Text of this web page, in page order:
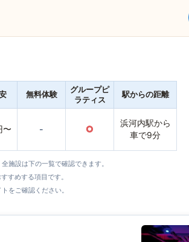
無料体験
グループピ
ラティス
駅からの距離
〜 - ○
浜河内駅から
車で9分
施設は下の一覧で確認できます。
すめする項目です。
をご確認ください。